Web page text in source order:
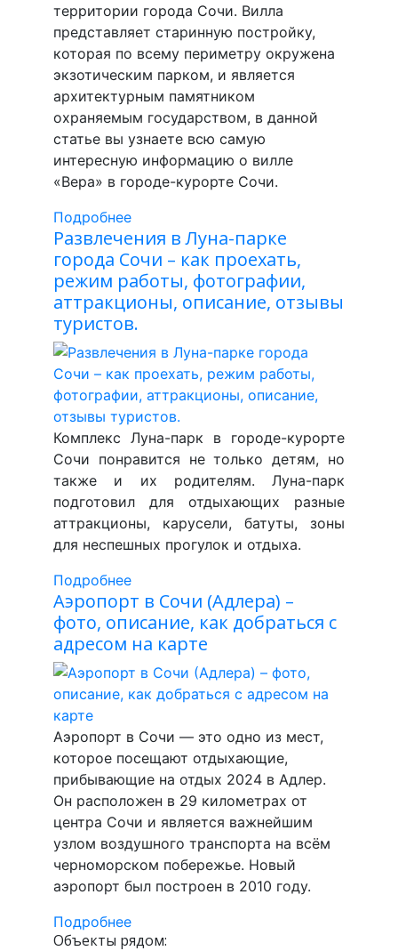
территории города Сочи. Вилла
представляет старинную постройку,
которая по всему периметру окружена
экзотическим парком, и является
архитектурным памятником
охраняемым государством, в данной
статье вы узнаете всю самую
интересную информацию о вилле
«Вера» в городе-курорте Сочи.
Подробнее
Развлечения в Луна-парке
города Сочи – как проехать,
режим работы, фотографии,
аттракционы, описание, отзывы
туристов.
Комплекс Луна-парк в городе-курорте
Сочи понравится не только детям, но
также и их родителям. Луна-парк
подготовил для отдыхающих разные
аттракционы, карусели, батуты, зоны
для неспешных прогулок и отдыха.
Подробнее
Аэропорт в Сочи (Адлера) –
фото, описание, как добраться с
адресом на карте
Аэропорт в Сочи — это одно из мест,
которое посещают отдыхающие,
прибывающие на отдых 2024 в Адлер.
Он расположен в 29 километрах от
центра Сочи и является важнейшим
узлом воздушного транспорта на всём
черноморском побережье. Новый
аэропорт был построен в 2010 году.
Подробнее
Объекты рядом: